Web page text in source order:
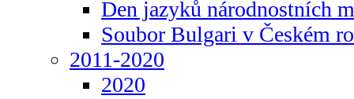
Den jazyků národnostních
Soubor Bulgari v Českém
2011-2020
2020